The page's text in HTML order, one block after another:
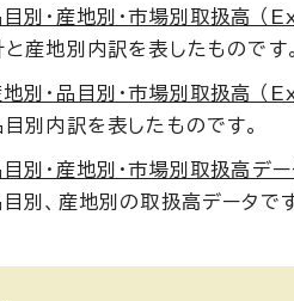
目別・産地別・市場別取扱高
産地別内訳を表したものです。
地別・品目別・市場別取扱高
別内訳を表したものです。
目別・産地別・市場別取扱高
別、産地別の取扱高データで